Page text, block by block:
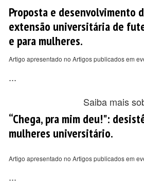
Proposta e desenvolvimento
extensão universitária de
e para mulheres.
Artigo apresentado no Artigos publicados em
...
Saiba mais
“Chega, pra mim deu!":
mulheres universitário.
Artigo apresentado no Artigos publicados em
...